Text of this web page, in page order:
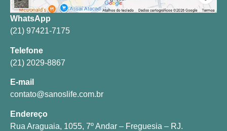
WhatsApp
(21) 97421-7175
Telefone
(21) 2029-8867
E-mail
contato@sanoslife.com.br
Endereço
Rua Araguaia, 1055, 7º Andar – Freguesia – RJ.